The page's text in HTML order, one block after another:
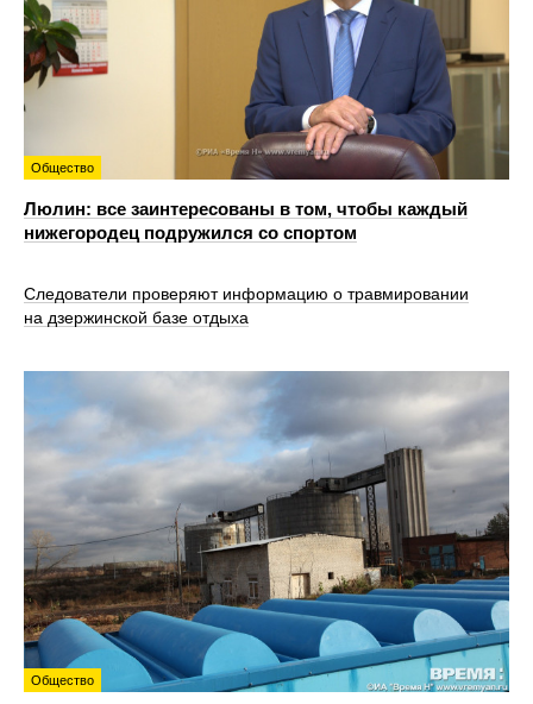
Общество
Люлин: все заинтересованы в том, чтобы каждый
нижегородец подружился со спортом
Следователи проверяют информацию о травмировании
на дзержинской базе отдыха
Общество